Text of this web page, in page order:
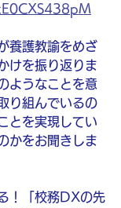
養護教諭をめざ
けを振り返りま
ようなことを意
り組んでいるの
とを実現してい
かをお聞きしま
！「校務DXの先